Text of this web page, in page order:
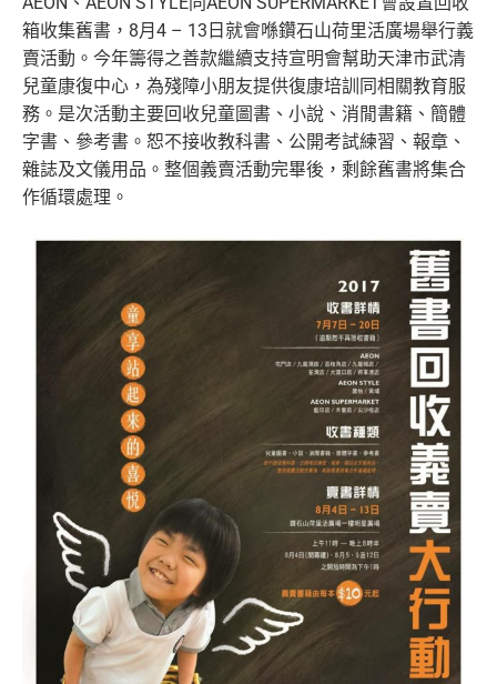
箱收集舊書，8月4 – 13日就會喺鑽石山荷里活廣場舉行義
賣活動。 今年籌得之善款繼續支持宣明會幫助天津市武清
兒童康復中心， 為殘障小朋友提供復康培訓同相關教育服
務。是次活動主要回收兒童圖書、小說、消閒書籍、簡體
字書、參考書。恕不接收教科書、 公開考試練習、報章、
雜誌及文儀用品。整個義賣活動完畢後， 剩餘舊書將集合
作循環處理。